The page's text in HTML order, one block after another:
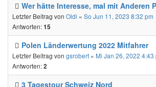
Wer hätte Interesse, mal mit Anderen
Letzter Beitrag von Oldi « So Jun 11, 2023 8:32 pm
Antworten:15
Polen Länderwertung 2022 Mitfahrer
Letzter Beitrag von gsrobert « Mi Jan 26, 2022 4:43
Antworten:2
3 Tagestour Schweiz Nord